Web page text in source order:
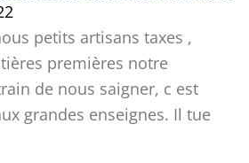
petits artisans taxes ,
premières notre
de nous saigner, c est
grandes enseignes. Il tue